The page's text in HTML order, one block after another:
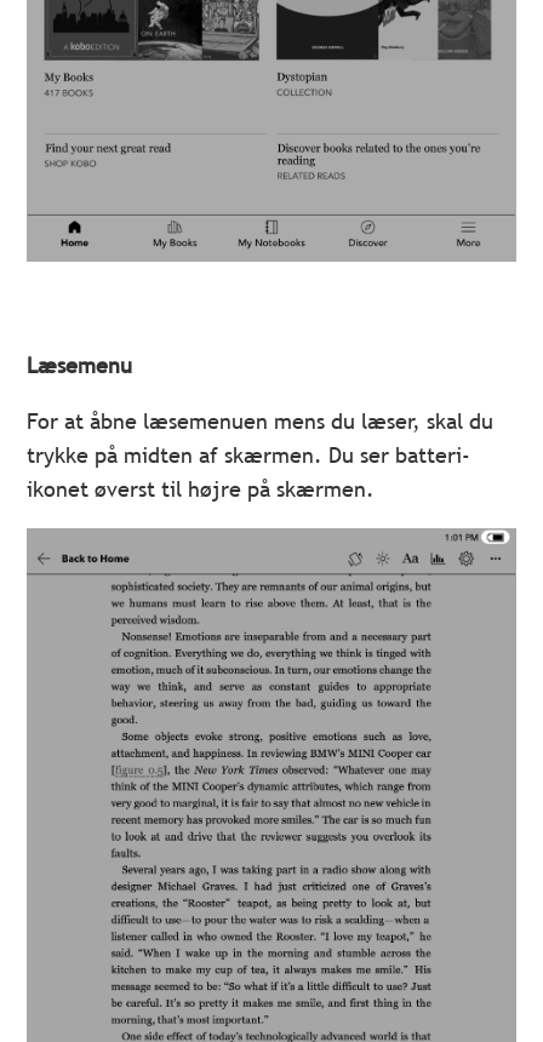
Læsemenu
For at åbne læsemenuen mens du læser, skal du
trykke på midten af skærmen. Du ser batteri-
ikonet øverst til højre på skærmen.